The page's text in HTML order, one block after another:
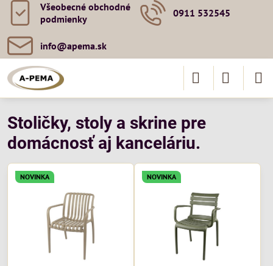
Všeobecné obchodné
podmienky
0911 532545
info​@apema​.sk
Stoličky, stoly a skrine pre
domácnosť aj kanceláriu.
NOVINKA NOVINKA